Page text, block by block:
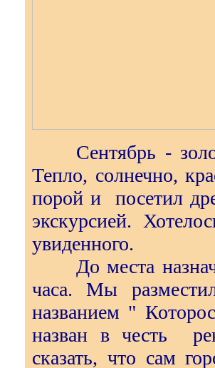
Сентябрь -
Тепло, солнечно,
порой и посетил
экскурсией.
увиденного.
До места
часа. Мы
названием "
назван в честь
сказать, что сам